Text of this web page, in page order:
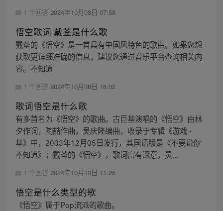
1 个回答 2024年10月08日 07:58
悟空歌词 戴荃是什么歌
戴荃的《悟空》是一首具有中国风特色的歌曲。如果您想
获取更详细准确的信息，建议您通过音乐平台查询相关内
容。不知道
1 个回答 2024年10月08日 18:02
歌词悟空是什么歌
有多首名为《悟空》的歌曲。古巨基演唱的《悟空》由林
夕作词，陶喆作曲，吴庆隆编曲，收录于专辑《游戏 -
基》中，2003年12月05日发行，其国语版是《不要说你
不知道》；戴荃的《悟空》，歌词富有深意，灵...
1 个回答 2024年10月10日 11:25
悟空是什么类型的歌
《悟空》属于Pop流派的歌曲。